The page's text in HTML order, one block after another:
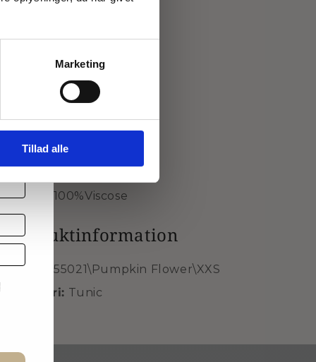
Marketing
Tillad alle
bagpå.
Mål for str. M:
Halv bryst: 64 cm
Brand: Gozzip Woman
Kvalitet: 100%Viscose
Produktinformation
SKU
G255021\Pumpkin Flower\XXS
Kategori: Tunic